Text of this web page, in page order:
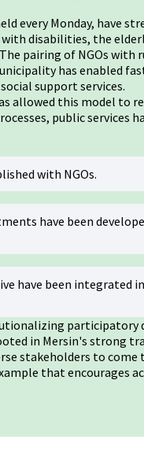
every Monday, have
disabilities, the
pairing of NGOs with
has enabled
support services.
allowed this model to
public services
with NGOs.
have been
have been integrated
participatory
in Mersin's strong
stakeholders to come
that encourages